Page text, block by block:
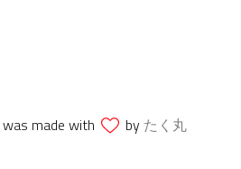
was made with by たく丸